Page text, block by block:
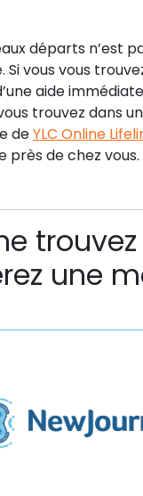
départs n’est
Si vous vous
aide
trouvez dans
deYLC Online
près de chez vous.
une